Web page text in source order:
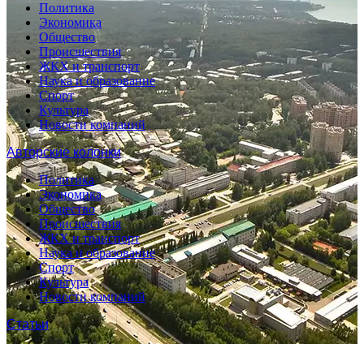
Политика
Экономика
Общество
Происшествия
ЖКХ и транспорт
Наука и образование
Спорт
Культура
Новости компаний
Авторские колонки
Политика
Экономика
Общество
Происшествия
ЖКХ и транспорт
Наука и образование
Спорт
Культура
Новости компаний
Статьи